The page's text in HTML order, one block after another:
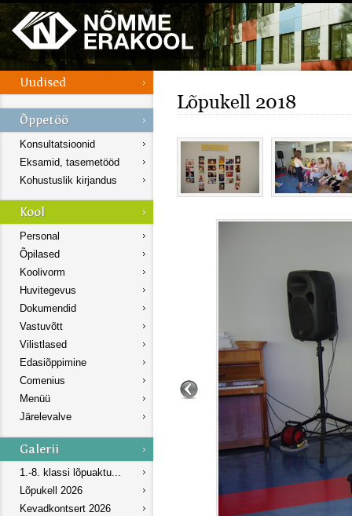
Konsultatsioonid
Eksamid, tasemetööd
Kohustuslik kirjandus
Personal
Õpilased
Koolivorm
Huvitegevus
Dokumendid
Vastuvõtt
Vilistlased
Edasiõppimine
Comenius
Menüü
Järelevalve
1.-8. klassi lõpuaktu...
Lõpukell 2026
Kevadkontsert 2026
Lõpukell 2018